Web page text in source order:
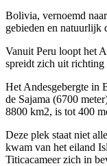
Bolivia, vernoemd
gebieden en natuurlijk
Vanuit Peru loopt het
spreidt zich uit richting
Het Andesgebergte in
de Sajama (6700
8800 km2, is tot 400
Deze plek staat niet
kwam van het eiland
Titicacameer zich in